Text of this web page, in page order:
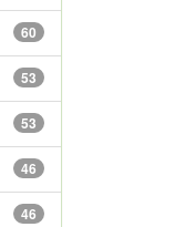
60
53
53
46
46